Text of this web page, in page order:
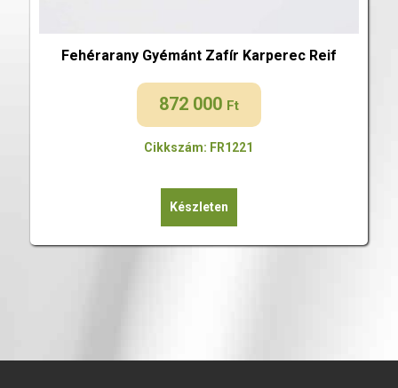
Fehérarany Gyémánt Zafír Karperec Reif
872 000 Ft
Cikkszám: FR1221
Készleten